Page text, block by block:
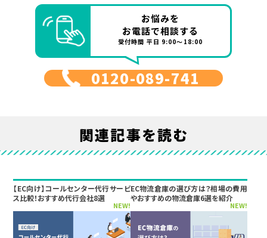
お悩みを
お電話で相談する
受付時間 平日 9:00～18:00
0120-089-741
関連記事を読む
【EC向け】コールセンター代行サービ
ス比較！おすすめ代行会社8選
NEW!
EC物流倉庫の選び方は？相場の費用
やおすすめの物流倉庫6選を紹介
NEW!